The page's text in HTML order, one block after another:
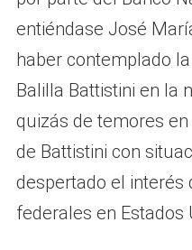
entiéndase José
haber contemplado
Balilla Battistini en la
quizás de temores
de Battistini con
despertado el interés
federales en Estados